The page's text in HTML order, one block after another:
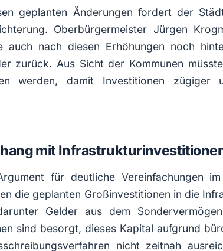
geplanten Änderungen fordert der
Oberbürgermeister Jürgen
auch nach diesen Erhöhungen noch
zurück. Aus Sicht der Kommunen
werden, damit Investitionen zügiger
mit
für deutliche Vereinfachungen
die geplanten Großinvestitionen in die
Gelder aus dem
sind besorgt, dieses Kapital aufgrund
nicht zeitnah